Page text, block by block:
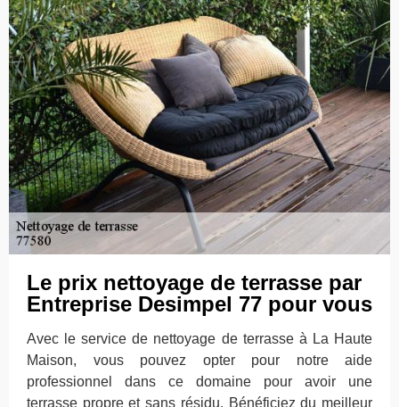
Le prix nettoyage de terrasse par
Entreprise Desimpel 77 pour vous
Avec le service de nettoyage de terrasse à La Haute
Maison, vous pouvez opter pour notre aide
professionnel dans ce domaine pour avoir une
terrasse propre et sans résidu. Bénéficiez du meilleur